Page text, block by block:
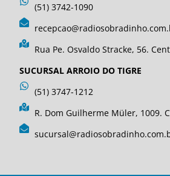
(51) 3742-1090
Rua Pe. Osvaldo Stracke, 56.
SUCURSAL ARROIO DO TIGRE
(51) 3747-1212
R. Dom Guilherme Müler, 1009.